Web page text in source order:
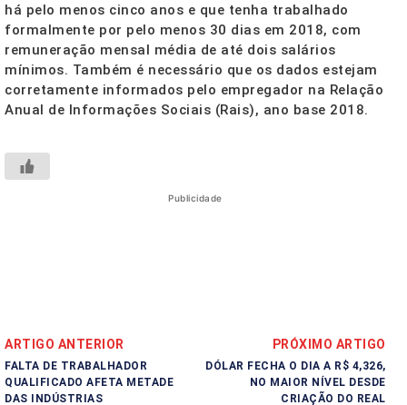
há pelo menos cinco anos e que tenha trabalhado
formalmente por pelo menos 30 dias em 2018, com
remuneração mensal média de até dois salários
mínimos. Também é necessário que os dados estejam
corretamente informados pelo empregador na Relação
Anual de Informações Sociais (Rais), ano base 2018.
Publicidade
ARTIGO ANTERIOR
FALTA DE TRABALHADOR
QUALIFICADO AFETA METADE
DAS INDÚSTRIAS
PRÓXIMO ARTIGO
DÓLAR FECHA O DIA A R$ 4,326,
NO MAIOR NÍVEL DESDE
CRIAÇÃO DO REAL